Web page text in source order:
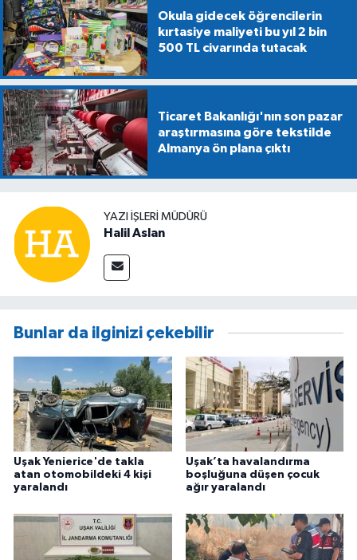
Okula gidecek öğrencilerin
kırtasiye maliyeti bu yıl 2 bin
500 TL civarında tutacak
Ticaret Bakanlığı'nın son pazar
araştırmasına göre tekstilde
Almanya ön plana çıktı
YAZI İŞLERİ MÜDÜRÜ
Halil Aslan
Bunlar da ilginizi çekebilir
Uşak Yenierice'de takla
atan otomobildeki 4 kişi
yaralandı
Uşak’ta havalandırma
boşluğuna düşen çocuk
ağır yaralandı